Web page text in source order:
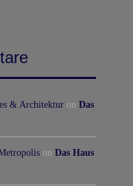
& Architektur on Das
on Das Haus